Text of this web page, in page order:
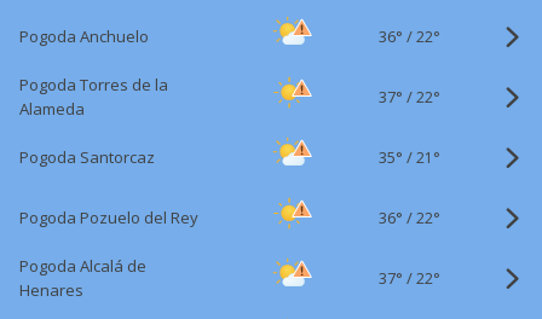
Pogoda Anchuelo 36° /22°
Pogoda Torres de la
Alameda
37° /22°
Pogoda Santorcaz 35° /21°
Pogoda Pozuelo del Rey 36° /22°
Pogoda Alcalá de
Henares
37° /22°